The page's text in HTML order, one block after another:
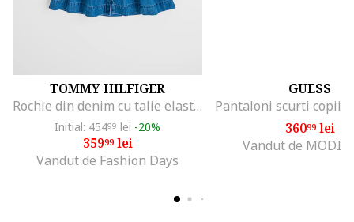
TOMMY HILFIGER
Rochie din denim cu talie elastica, Albastru melange
Initial: 45499 lei -20%
35999lei
Vandut de Fashion Days
GUESS
36099lei
Vandut de